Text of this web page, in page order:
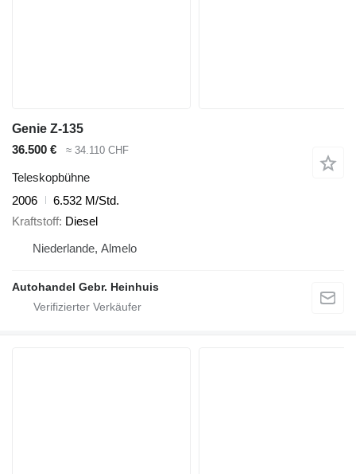
Genie Z-135
36.500 €
≈ 34.110 CHF
Teleskopbühne
2006
6.532 M/Std.
Kraftstoff Diesel
Niederlande, Almelo
Autohandel Gebr. Heinhuis